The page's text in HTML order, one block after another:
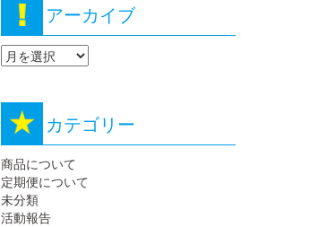
アーカイブ
カテゴリー
商品について
定期便について
未分類
活動報告